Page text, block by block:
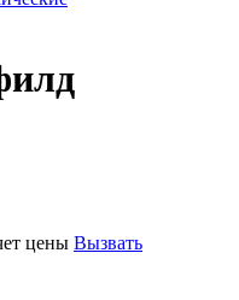
цены Вызвать